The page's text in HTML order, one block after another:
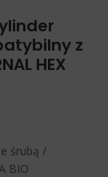
z
HEX
śrubą /
BIO